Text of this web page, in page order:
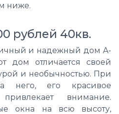
ниже.
рублей 40кв.
и надежный дом A-
дом отличается своей
и необычностью. При
него, его красивое
внимание.
окна на всю высоту,